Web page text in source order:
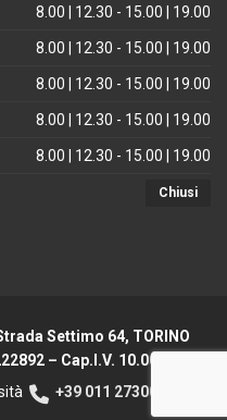
8.00 | 12.30 - 15.00 | 19.00
8.00 | 12.30 - 15.00 | 19.00
8.00 | 12.30 - 15.00 | 19.00
8.00 | 12.30 - 15.00 | 19.00
8.00 | 12.30 - 15.00 | 19.00
Chiusi
Settimo 64, TORINO
– Cap.I.V. 10.000 €
+39 011 2730044